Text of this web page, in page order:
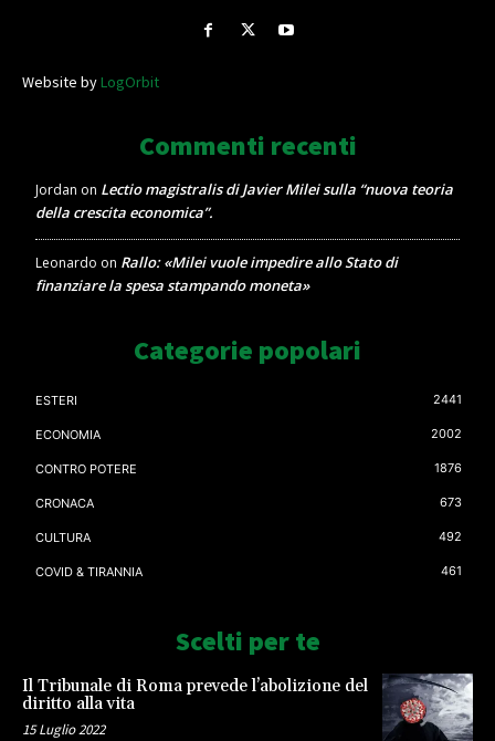
Website byLogOrbit
Commenti recenti
Jordan on Lectio magistralis di Javier Milei sulla “nuova teoria
della crescita economica”.
Leonardo on Rallo: «Milei vuole impedire allo Stato di
finanziare la spesa stampando moneta»
Categorie popolari
ESTERI 2441
ECONOMIA 2002
CONTRO POTERE 1876
CRONACA 673
CULTURA 492
COVID & TIRANNIA 461
Scelti per te
Il Tribunale di Roma prevede l’abolizione del
diritto alla vita
15 Luglio 2022